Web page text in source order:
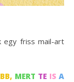
egy friss mail-art
MERT TE IS A